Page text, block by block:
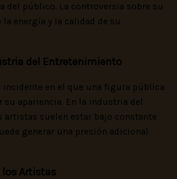
del público. La controversia sobre su
la energía y la calidad de su
del Entretenimiento
incidente en el que una figura pública
su apariencia. En la industria del
artistas suelen estar bajo constante
generar una presión adicional
los Artistas